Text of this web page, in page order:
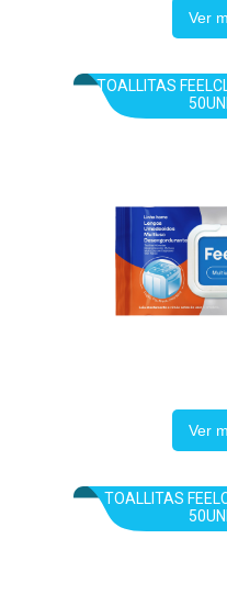
Ver
TOALLITAS
Ver
TOALLITAS